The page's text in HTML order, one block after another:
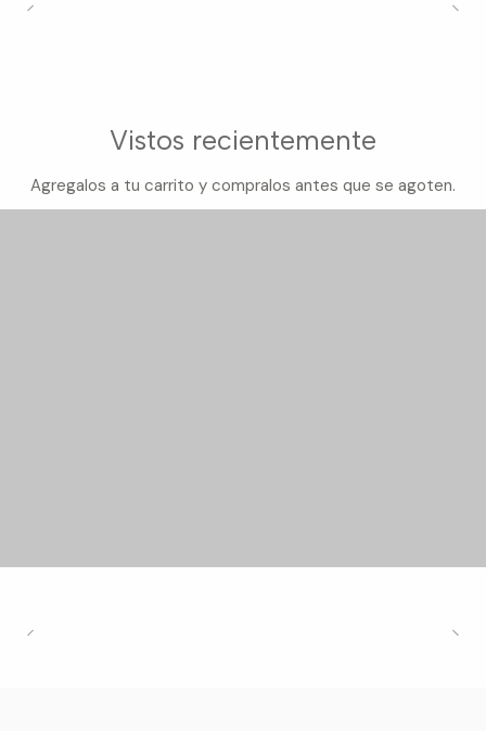
Vistos recientemente
Agregalos a tu carrito y compralos antes que se agoten.